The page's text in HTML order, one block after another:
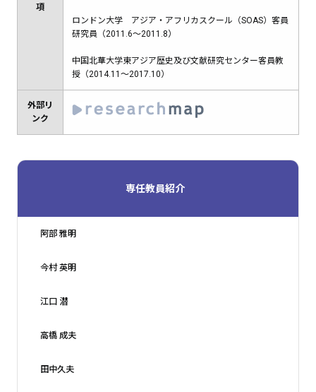
項
ロンドン大学 アジア・アフリカスクール（SOAS）客員
研究員（2011.6～2011.8）
中国北華大学東アジア歴史及び文献研究センター客員教
授（2014.11～2017.10）
外部リ
ンク
専任教員紹介
阿部 雅明
今村 英明
江口 潜
高橋 成夫
田中久夫